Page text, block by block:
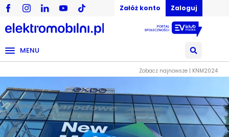
Załóż konto Zaloguj
MENU
Zobacz najnowsze | KNM2024